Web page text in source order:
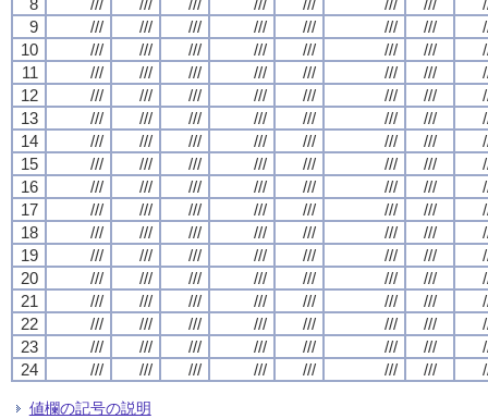
9
/// /// /// /// /// /// ///
10
/// /// /// /// /// /// ///
11
/// /// /// /// /// /// ///
12
/// /// /// /// /// /// ///
13
/// /// /// /// /// /// ///
14
/// /// /// /// /// /// ///
15
/// /// /// /// /// /// ///
16
/// /// /// /// /// /// ///
17
/// /// /// /// /// /// ///
18
/// /// /// /// /// /// ///
19
/// /// /// /// /// /// ///
20
/// /// /// /// /// /// ///
21
/// /// /// /// /// /// ///
22
/// /// /// /// /// /// ///
23
/// /// /// /// /// /// ///
24
/// /// /// /// /// /// ///
値欄の記号の説明